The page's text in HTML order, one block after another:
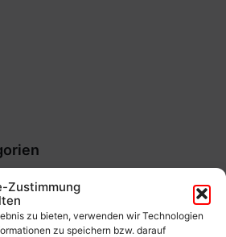
Zustimmung
zu bieten, verwenden wir Technologien
zu speichern bzw. darauf